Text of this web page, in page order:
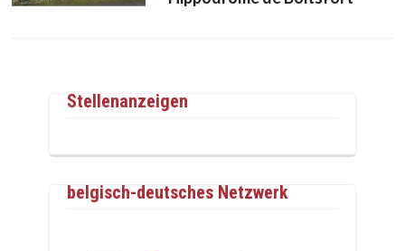
Stellenanzeigen
belgisch-deutsches Netzwerk